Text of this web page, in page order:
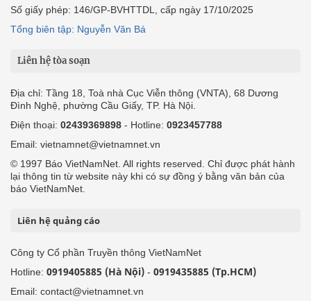
Số giấy phép: 146/GP-BVHTTDL, cấp ngày 17/10/2025
Tổng biên tập: Nguyễn Văn Bá
Liên hệ tòa soạn
Địa chỉ: Tầng 18, Toà nhà Cục Viễn thông (VNTA), 68 Dương
Đình Nghệ, phường Cầu Giấy, TP. Hà Nội.
Điện thoại: 02439369898 - Hotline: 0923457788
Email: vietnamnet@vietnamnet.vn
© 1997 Báo VietNamNet. All rights reserved. Chỉ được phát hành
lại thông tin từ website này khi có sự đồng ý bằng văn bản của
báo VietNamNet.
Liên hệ quảng cáo
Công ty Cổ phần Truyền thông VietNamNet
Hotline: 0919405885 (Hà Nội) - 0919435885 (Tp.HCM)
Email: contact@vietnamnet.vn